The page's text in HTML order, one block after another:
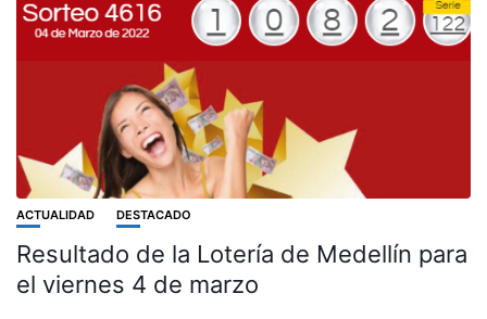
ACTUALIDAD DESTACADO
Resultado de la Lotería de Medellín para
el viernes 4 de marzo